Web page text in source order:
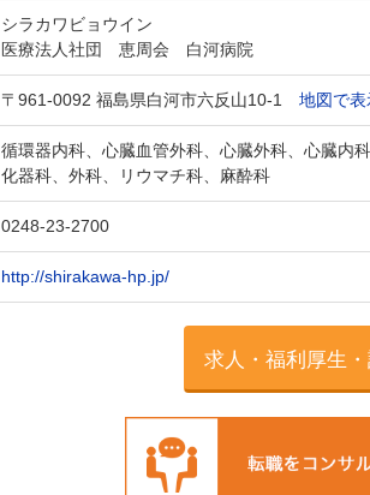
シラカワビョウイン
医療法人社団 恵周会 白河病院
〒961-0092 福島県白河市六反山10-1 地図で表
循環器内科、心臓血管外科、心臓外科、心臓内
化器科、外科、リウマチ科、麻酔科
0248-23-2700
http://shirakawa-hp.jp/
求人・福利厚生